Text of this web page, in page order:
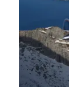
AERO-KULTUR